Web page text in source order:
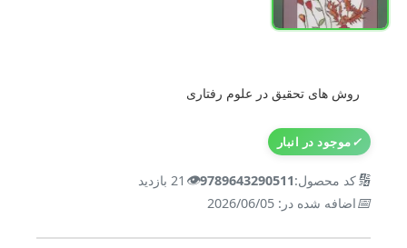
روش های تحقیق در علوم رفتاری
✓موجود در انبار
🔢کد محصول:9789643290511
👁️ 21 بازدید
📅اضافه شده در: 2026/06/05